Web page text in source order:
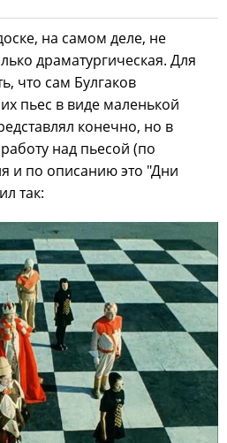
на самом деле, не
драматургическая. Для
что сам Булгаков
пьес в виде маленькой
конечно, но в
над пьесой (по
и по описанию это "Дни
так: